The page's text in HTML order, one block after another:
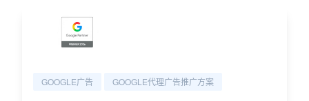
GOOGLE广告 GOOGLE代理广告推广方案